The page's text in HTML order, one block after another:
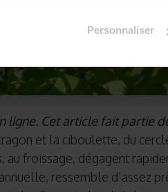
Personnaliser
ligne. Cet article fait partie
et la ciboulette, du
au froissage, dégagent
ressemble d’assez